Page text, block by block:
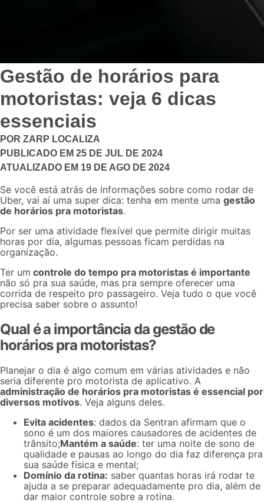
Gestão de horários para
motoristas: veja 6 dicas
essenciais
POR ZARP LOCALIZA
PUBLICADO EM 25 DE JUL DE 2024
ATUALIZADO EM 19 DE AGO DE 2024
Se você está atrás de informações sobre como rodar de
Uber, vai aí uma super dica: tenha em mente uma gestão
de horários pra motoristas.
Por ser uma atividade flexível que permite dirigir muitas
horas por dia, algumas pessoas ficam perdidas na
organização.
Ter um controle do tempo pra motoristas é importante
não só pra sua saúde, mas pra sempre oferecer uma
corrida de respeito pro passageiro. Veja tudo o que você
precisa saber sobre o assunto!
Qual é a importância da gestão de
horários pra motoristas?
Planejar o dia é algo comum em várias atividades e não
seria diferente pro motorista de aplicativo. A
administração de horários pra motoristas é essencial por
diversos motivos. Veja alguns deles.
Evita acidentes: dados da Sentran afirmam que o
sono é um dos maiores causadores de acidentes de
trânsito;Mantém a saúde: ter uma noite de sono de
qualidade e pausas ao longo do dia faz diferença pra
sua saúde física e mental;
Domínio da rotina: saber quantas horas irá rodar te
ajuda a se preparar adequadamente pro dia, além de
dar maior controle sobre a rotina.